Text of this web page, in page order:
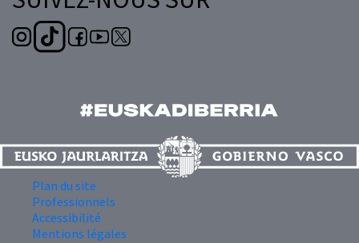
Plan du site
Professionnels
Accessibilité
Mentions légales